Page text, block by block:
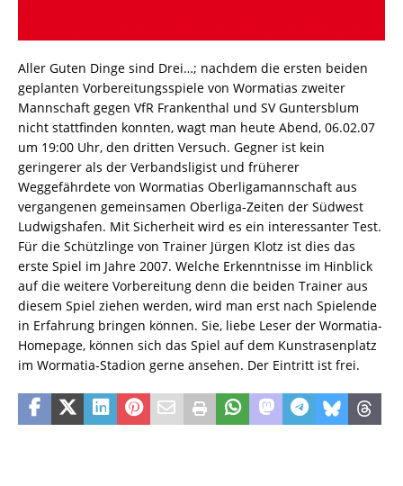
Aller Guten Dinge sind Drei…; nachdem die ersten beiden
geplanten Vorbereitungsspiele von Wormatias zweiter
Mannschaft gegen VfR Frankenthal und SV Guntersblum
nicht stattfinden konnten, wagt man heute Abend, 06.02.07
um 19:00 Uhr, den dritten Versuch. Gegner ist kein
geringerer als der Verbandsligist und früherer
Weggefährdete von Wormatias Oberligamannschaft aus
vergangenen gemeinsamen Oberliga-Zeiten der Südwest
Ludwigshafen. Mit Sicherheit wird es ein interessanter Test.
Für die Schützlinge von Trainer Jürgen Klotz ist dies das
erste Spiel im Jahre 2007. Welche Erkenntnisse im Hinblick
auf die weitere Vorbereitung denn die beiden Trainer aus
diesem Spiel ziehen werden, wird man erst nach Spielende
in Erfahrung bringen können. Sie, liebe Leser der Wormatia-
Homepage, können sich das Spiel auf dem Kunstrasenplatz
im Wormatia-Stadion gerne ansehen. Der Eintritt ist frei.